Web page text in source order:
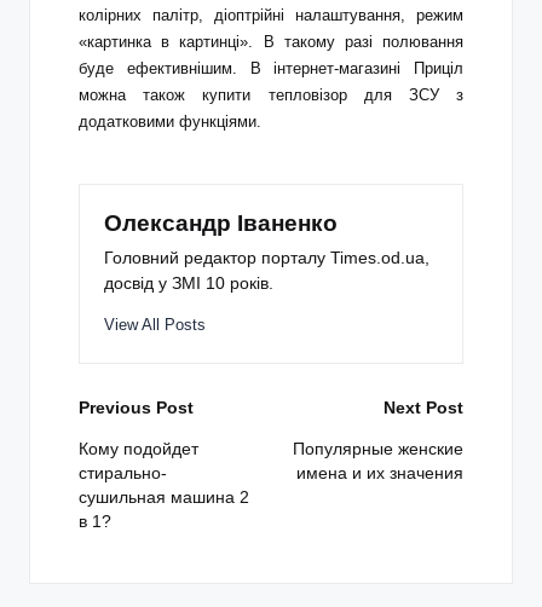
колірних палітр, діоптрійні налаштування, режим
«картинка в картинці». В такому разі полювання
буде ефективнішим. В інтернет-магазині Приціл
можна такожкупити тепловізор для ЗСУз
додатковими функціями.
Олександр Іваненко
Головний редактор порталу Times.od.ua,
досвід у ЗМІ 10 років.
View All Posts
Post
navigation
Previous Post
Кому подойдет
стирально-
сушильная машина 2
в 1?
Next Post
Популярные женские
имена и их значения